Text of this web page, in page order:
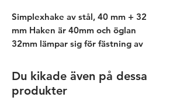
Simplexhake av stål, 40 mm + 32
mm Haken är 40mm och öglan
32mm lämpar sig för fästning av
stallutrustning, till
hundträningsprodukter, nycklar,
ficklampor och mycket mer!
Du kikade även på dessa
produkter